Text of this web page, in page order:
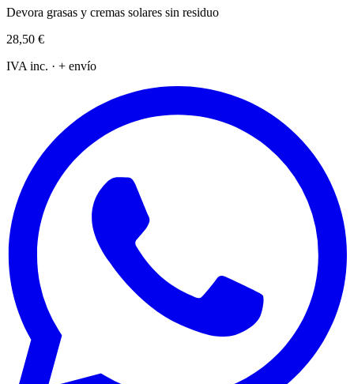
Devora grasas y cremas solares sin residuo
28,50 €
IVA inc. · + envío